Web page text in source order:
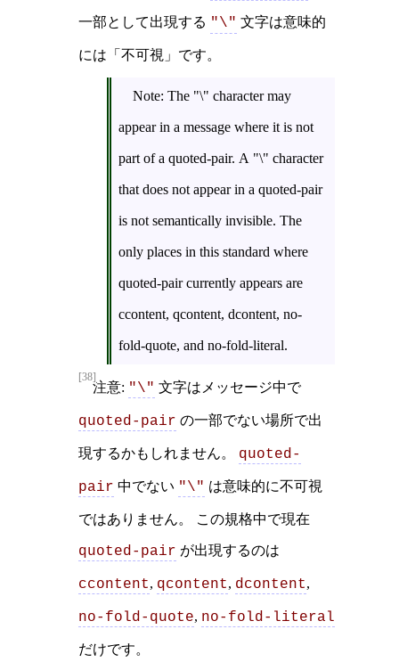
一部として出現する "\" 文字は意味的
には「不可視」です。
Note: The "\" character may
appear in a message where it is not
part of a quoted-pair. A "\" character
that does not appear in a quoted-pair
is not semantically invisible. The
only places in this standard where
quoted-pair currently appears are
ccontent, qcontent, dcontent, no-
fold-quote, and no-fold-literal.
[38]
注意: "\" 文字はメッセージ中で
quoted-pair の一部でない場所で出
現するかもしれません。 quoted-
pair 中でない "\" は意味的に不可視
ではありません。 この規格中で現在
quoted-pair が出現するのは
ccontent, qcontent, dcontent,
no-fold-quote, no-fold-literal
だけです。